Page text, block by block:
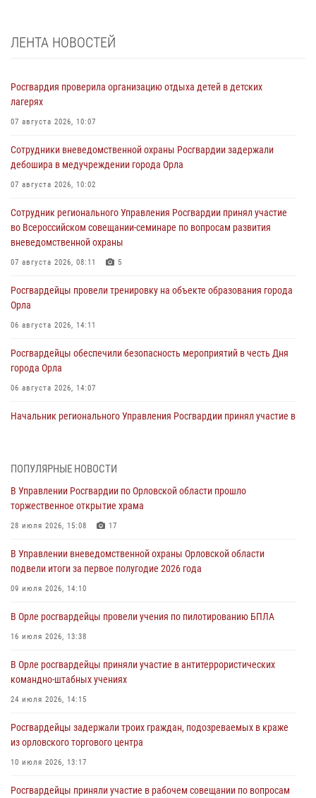
ЛЕНТА НОВОСТЕЙ
Росгвардия проверила организацию отдыха детей в детских
лагерях
07 августа 2026, 10:07
Сотрудники вневедомственной охраны Росгвардии задержали
дебошира в медучреждении города Орла
07 августа 2026, 10:02
Сотрудник регионального Управления Росгвардии принял участие
во Всероссийском совещании-семинаре по вопросам развития
вневедомственной охраны
07 августа 2026, 08:11 5
Росгвардейцы провели тренировку на объекте образования города
Орла
06 августа 2026, 14:11
Росгвардейцы обеспечили безопасность мероприятий в честь Дня
города Орла
06 августа 2026, 14:07
Начальник регионального Управления Росгвардии принял участие в
первое полугодие
05 августа 2026, 13:12
совершении противоправных действий
04 августа 2026, 14:21
04 августа 2026, 14:06
предоставлении госуслуг
03 августа 2026, 14:30
ПОПУЛЯРНЫЕ НОВОСТИ
В Управлении Росгвардии по Орловской области прошло
торжественное открытие храма
28 июля 2026, 15:08 17
В Управлении вневедомственной охраны Орловской области
подвели итоги за первое полугодие 2026 года
09 июля 2026, 14:10
В Орле росгвардейцы провели учения по пилотированию БПЛА
16 июля 2026, 13:38
В Орле росгвардейцы приняли участие в антитеррористических
командно-штабных учениях
24 июля 2026, 14:15
Росгвардейцы задержали троих граждан, подозреваемых в краже
из орловского торгового центра
10 июля 2026, 13:17
Росгвардейцы приняли участие в рабочем совещании по вопросам